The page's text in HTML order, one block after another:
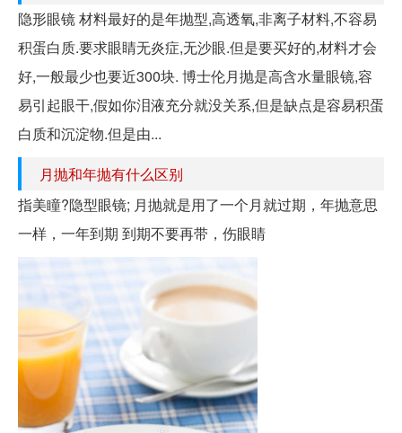
隐形眼镜 材料最好的是年抛型,高透氧,非离子材料,不容易
积蛋白质.要求眼睛无炎症,无沙眼.但是要买好的,材料才会
好,一般最少也要近300块. 博士伦月抛是高含水量眼镜,容
易引起眼干,假如你泪液充分就没关系,但是缺点是容易积蛋
白质和沉淀物.但是由...
月抛和年抛有什么区别
指美瞳?隐型眼镜; 月抛就是用了一个月就过期，年抛意思
一样，一年到期 到期不要再带，伤眼睛